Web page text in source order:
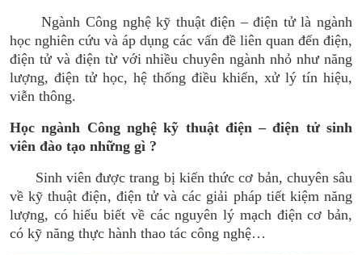
Ngành Công nghệ kỹ thuật điện – điện tử là ngành
học nghiên cứu và áp dụng các vấn đề liên quan đến điện,
điện tử và điện từ với nhiều chuyên ngành nhỏ như năng
lượng, điện tử học, hệ thống điều khiển, xử lý tín hiệu,
viễn thông.
Học ngành Công nghệ kỹ thuật điện – điện tử sinh
viên đào tạo những gì ?
Sinh viên được trang bị kiến thức cơ bản, chuyên sâu
về kỹ thuật điện, điện tử và các giải pháp tiết kiệm năng
lượng, có hiểu biết về các nguyên lý mạch điện cơ bản,
có kỹ năng thực hành thao tác công nghệ…